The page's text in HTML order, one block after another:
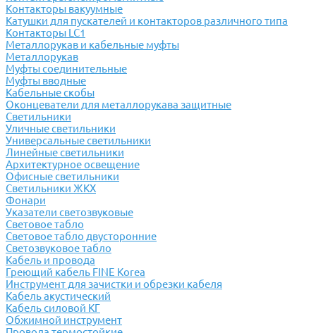
Контакторы вакуумные
Катушки для пускателей и контакторов различного типа
Контакторы LC1
Металлорукав и кабельные муфты
Металлорукав
Муфты соединительные
Муфты вводные
Кабельные скобы
Оконцеватели для металлорукава защитные
Светильники
Уличные светильники
Универсальные светильники
Линейные светильники
Архитектурное освещение
Офисные светильники
Светильники ЖКХ
Фонари
Указатели светозвуковые
Световое табло
Световое табло двусторонние
Светозвуковое табло
Кабель и провода
Греющий кабель FINE Korea
Инструмент для зачистки и обрезки кабеля
Кабель акустический
Кабель силовой КГ
Обжимной инструмент